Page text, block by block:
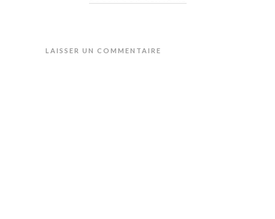
LAISSER UN COMMENTAIRE